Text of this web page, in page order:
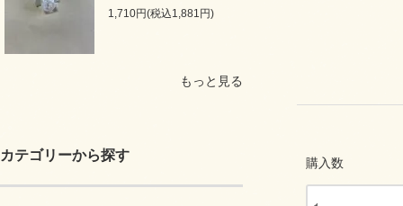
1,710円(税込1,881円)
もっと見る
カテゴリーから探す 購入数